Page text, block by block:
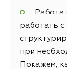
Работа
работать с
при
Покажем,